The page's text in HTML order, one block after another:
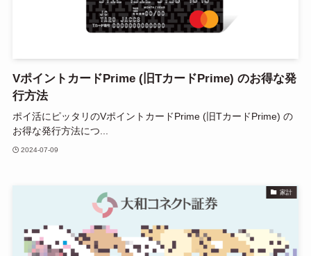
VポイントカードPrime (旧TカードPrime) のお得な発
行方法
ポイ活にピッタリのVポイントカードPrime (旧TカードPrime) の
お得な発行方法につ...
2024-07-09
家計